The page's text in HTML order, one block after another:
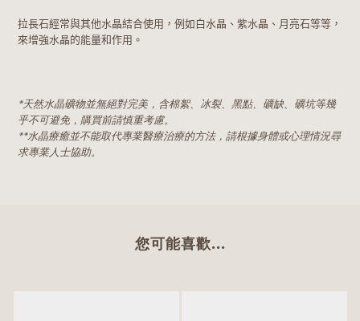
拉長石經常與其他水晶結合使用，例如白水晶、紫水晶、月亮石等等，
來增強水晶的能量和作用。
*天然水晶礦物並無絕對完美，含棉絮、冰裂、黑點、礦缺、礦坑等幾
乎不可避免，購買前請慎重考慮。
**水晶療癒並不能取代專業醫療治療的方法，請根據身體或心理情況尋
求專業人士協助。
您可能喜歡...